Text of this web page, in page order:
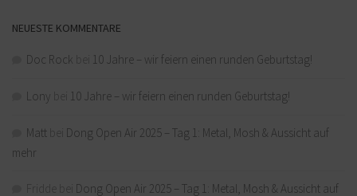
NEUESTE KOMMENTARE
Doc Rock 10 Jahre – wir feiern einen runden Geburtstag!
Lony 10 Jahre – wir feiern einen runden Geburtstag!
Matt
Dong Open Air 2025 – Tag 1: Metal, Mosh & Aussicht auf
mehr
Dong Open Air 2025 – Tag 1: Metal, Mosh & Aussicht auf